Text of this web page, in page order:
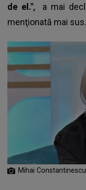
de el.",
a mai
menţionată mai sus.
Mihai Constantinescu